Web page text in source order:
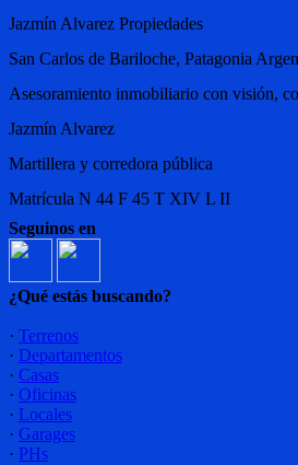
Jazmín Alvarez Propiedades
San Carlos de Bariloche, Patagonia
Asesoramiento inmobiliario con visión,
Jazmín Alvarez
Martillera y corredora pública
Matrícula N 44 F 45 T XIV L II
Seguinos en
¿Qué estás buscando?
· Terrenos
· Departamentos
· Casas
· Oficinas
· Locales
· Garages
· PHs